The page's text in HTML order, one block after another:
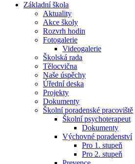
Základní škola
Aktuality
Akce školy
Rozvrh hodin
Fotogalerie
Videogalerie
Školská rada
Tělocvična
Naše úspěchy
Úřední deska
Projekty
Dokumenty
Školní poradenské pracoviště
Školní psychoterapeut
Dokumenty
Výchovné poradenství
Pro 1. stupeň
Pro 2. stupeň